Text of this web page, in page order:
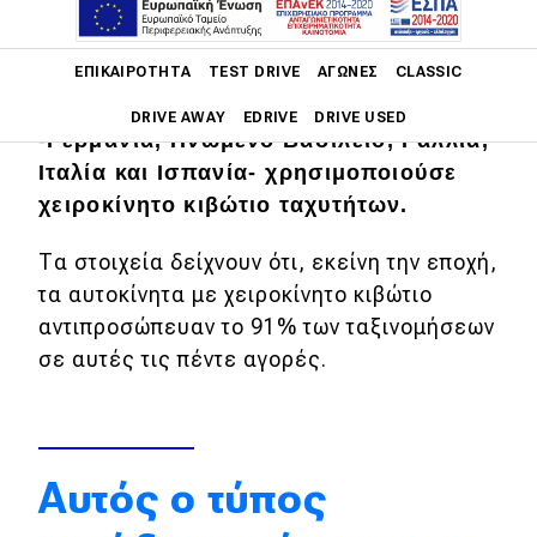
ΕΠΙΚΑΙΡΌΤΗΤΑ TEST DRIVE ΑΓΏΝΕΣ CLASSIC
DRIVE AWAY EDRIVE DRIVE USED
Main navigation
Επικαιρότητα
Νέα μοντέλα
Πρωτότυπα
Ελλάδα
Τεχνολογία
Ασφάλεια
Το 2001, σχεδόν κάθε επιβατικό
αυτοκίνητο που ταξινομήθηκε στις
πέντε μεγάλες ευρωπαϊκές αγορές
-Γερμανία, Ηνωμένο Βασίλειο, Γαλλία,
Ιταλία και Ισπανία- χρησιμοποιούσε
χειροκίνητο κιβώτιο ταχυτήτων.
Τα στοιχεία δείχνουν ότι, εκείνη την εποχή,
τα αυτοκίνητα με χειροκίνητο κιβώτιο
αντιπροσώπευαν το 91% των ταξινομήσεων
σε αυτές τις πέντε αγορές.
Αυτός ο τύπος